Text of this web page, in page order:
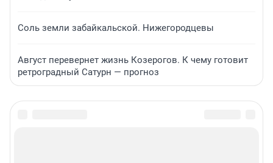
Соль земли забайкальской. Нижегородцевы
Август перевернет жизнь Козерогов. К чему готовит
ретроградный Сатурн — прогноз